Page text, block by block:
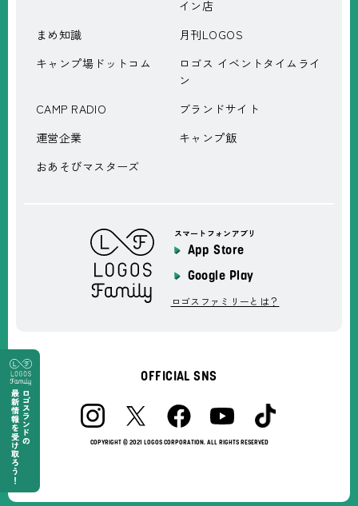
イン店
まめ知識
月刊LOGOS
キャンプ場ドットコム
ロゴス イベントタイムライ
ン
CAMP RADIO
ブランドサイト
運営企業
キャンプ飯
おあそびマスターズ
スマートフォンアプリ
App Store
Google Play
ロゴスファミリーとは？
OFFICIAL SNS
COPYRIGHT © 2021 LOGOS CORPORATION. ALL RIGHTS RESERVED